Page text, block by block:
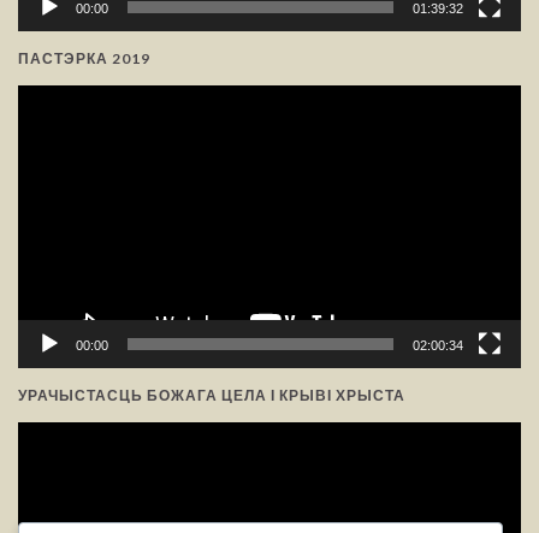
00:00 01:39:32
ПАСТЭРКА 2019
00:00 02:00:34
УРАЧЫСТАСЦЬ БОЖАГА ЦЕЛА І КРЫВІ ХРЫСТА